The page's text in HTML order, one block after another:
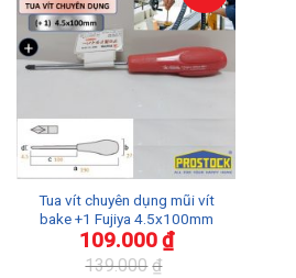
Tua vít chuyên dụng mũi vít
bake +1 Fujiya 4.5x100mm
139.000 ₫
109.000₫